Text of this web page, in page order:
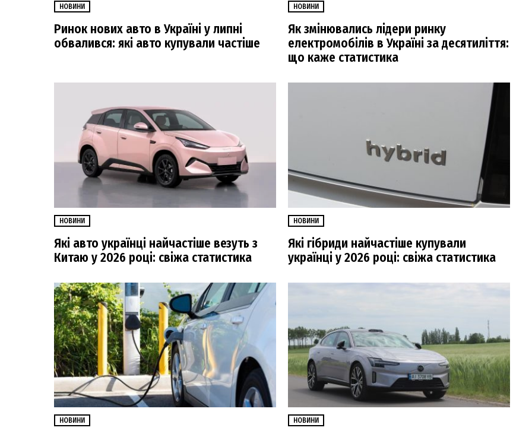
НОВИНИ
Ринок нових авто в Україні у липні
обвалився: які авто купували частіше
НОВИНИ
Як змінювались лідери ринку
електромобілів в Україні за десятиліття:
що каже статистика
НОВИНИ
Які авто українці найчастіше везуть з
Китаю у 2026 році: свіжа статистика
НОВИНИ
Які гібриди найчастіше купували
українці у 2026 році: свіжа статистика
НОВИНИ НОВИНИ